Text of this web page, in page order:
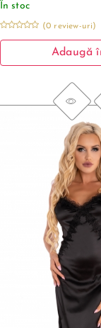
În stoc
(0 review-uri)
Adaugă